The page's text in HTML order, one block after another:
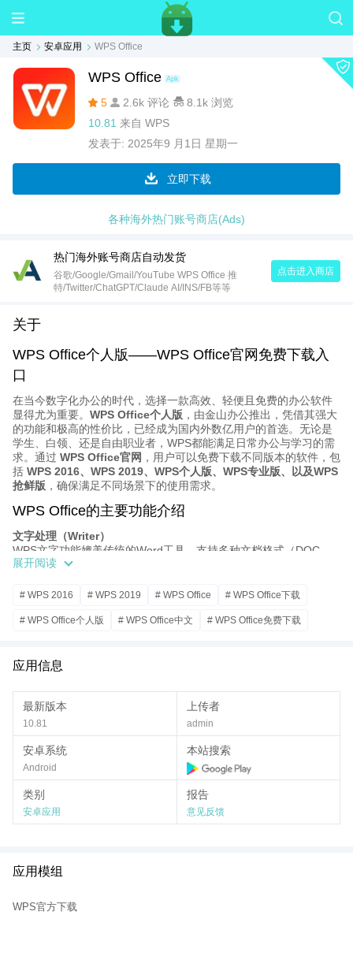
主页 安卓应用 WPS Office
Apk
WPS Office
5 2.6k 评论
8.1k 浏览
10.81 来自 WPS
发表于: 2025年9 月1日 星期一
立即下载
各种海外热门账号商店(Ads)
热门海外账号商店自动发货
谷歌/Google/Gmail/YouTube WPS Office 推
特/Twitter/ChatGPT/Claude AI/INS/FB等等
点击进入商店
关于
WPS Office个人版——WPS Office官网免费下载入
口
在当今数字化办公的时代，选择一款高效、轻便且免费的办公软件
显得尤为重要。 WPS Office个人版 ，由金山办公推出，凭借其强大
的功能和极高的性价比，已经成为国内外数亿用户的首选。无论是
学生、白领、还是自由职业者，WPS都能满足日常办公与学习的需
求。通过 WPS Office官网 ，用户可以免费下载不同版本的软件，包
括 WPS 2016、WPS 2019、WPS个人版、WPS专业版、以及WPS
抢鲜版 ，确保满足不同场景下的使用需求。
WPS Office的主要功能介绍
文字处理（Writer）
WPS文字功能媲美传统的Word工具，支持多种文档格式（DOC、
DOCX、TXT、RTF等），同时支持PDF导入与导出，帮助用户轻
表格处理（Spreadsheets）
内置强大的公式库与数据分析功能，兼容Excel常用的函数与图表，
适用于财务分析、数据整理与科研统计。
提供丰富的模板与动画效果，用户可以快速制作专业的PPT演示文
云端存储与协同
WPS账号支持
功能，文档可随时保存至云端，多端同步
（PC、手机、平板），实现随时随地的便捷办公。
WPS Office个人版的优势
永久免费：相比于一些需要付费的办公软件，WPS个人版提供永久
免费使用的承诺，适合个人与学生群体。
轻量小巧：安装包体积远小于传统Office软件，占用内存少，运行速
Word、Excel、PowerPoint文档。
示等，满足不同人群的实际需求。
展开阅读
# WPS 2016 # WPS 2019 # WPS Office # WPS Office下载
# WPS Office个人版 # WPS Office中文 # WPS Office免费下载
# WPS官方下载
应用信息
最新版本
10.81
上传者
admin
安卓系统
Android
本站搜索
类别
安卓应用
报告
意见反馈
应用模组
WPS官方下载